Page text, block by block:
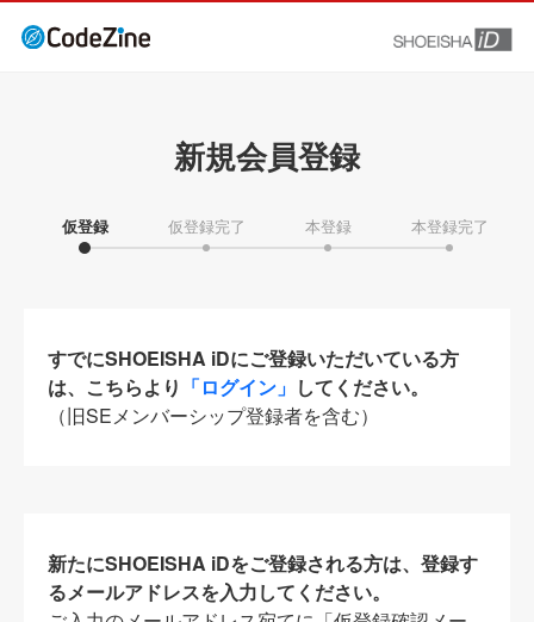
新規会員登録
仮登録 仮登録完了 本登録 本登録完了
すでにSHOEISHA iDにご登録いただいている方
は、こちらより 「ログイン」 してください。
（旧SEメンバーシップ登録者を含む）
新たにSHOEISHA iDをご登録される方は、登録す
るメールアドレスを入力してください。